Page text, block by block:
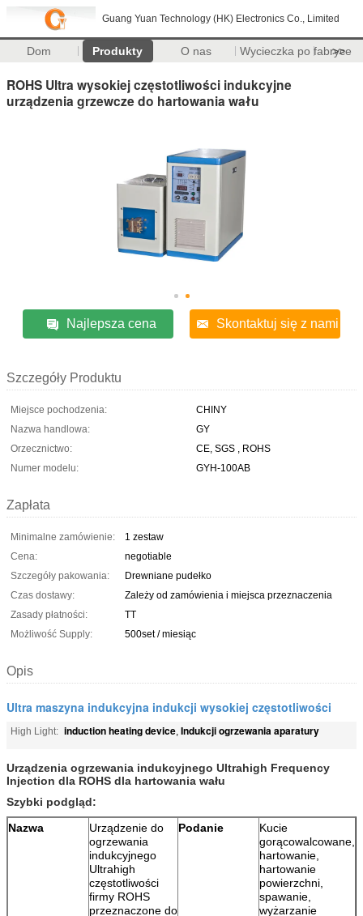
Guang Yuan Technology (HK) Electronics Co., Limited
Dom Produkty O nas Wycieczka po fabryce
>>
ROHS Ultra wysokiej częstotliwości indukcyjne
urządzenia grzewcze do hartowania wału
Najlepsza cena Skontaktuj się z nami
Szczegóły Produktu
Miejsce pochodzenia:
CHINY
Nazwa handlowa:
GY
Orzecznictwo:
CE, SGS , ROHS
Numer modelu:
GYH-100AB
Zapłata
Minimalne zamówienie:
1 zestaw
Cena:
negotiable
Szczegóły pakowania:
Drewniane pudełko
Czas dostawy:
Zależy od zamówienia i miejsca przeznaczenia
Zasady płatności:
TT
Możliwość Supply:
500set / miesiąc
Opis
Ultra maszyna indukcyjna indukcji wysokiej częstotliwości
High Light: induction heating device, Indukcji ogrzewania aparatury
Urządzenia ogrzewania indukcyjnego Ultrahigh Frequency
Injection dla ROHS dla hartowania wału
Szybki podgląd:
Nazwa
Urządzenie do
ogrzewania
indukcyjnego
Ultrahigh
częstotliwości
firmy ROHS
przeznaczone do
Podanie
Kucie
gorącowalcowane,
hartowanie,
hartowanie
powierzchni,
spawanie,
wyżarzanie